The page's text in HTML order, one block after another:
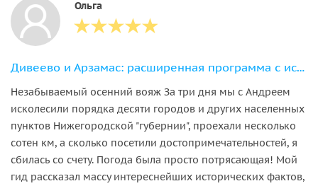
Ольга
Дивеево и Арзамас: расширенная программа с источником Серафима Саровского
Незабываемый осенний вояж За три дня мы с Андреем
исколесили порядка десяти городов и других населенных
пунктов Нижегородской "губернии", проехали несколько
сотен км, а сколько посетили достопримечательностей, я
сбилась со счету. Погода была просто потрясающая! Мой
гид рассказал массу интереснейших исторических фактов,